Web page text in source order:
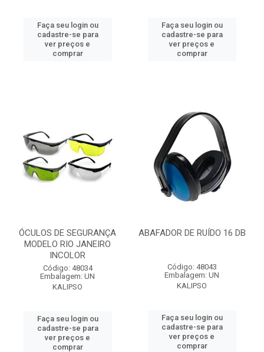
Faça seu login ou
cadastre-se para
ver preços e
comprar
Faça seu login ou
cadastre-se para
ver preços e
comprar
ÓCULOS DE SEGURANÇA
MODELO RIO JANEIRO
INCOLOR
Código: 48034
Embalagem: UN
KALIPSO
Faça seu login ou
cadastre-se para
ver preços e
comprar
ABAFADOR DE RUÍDO 16 DB
Código: 48043
Embalagem: UN
KALIPSO
Faça seu login ou
cadastre-se para
ver preços e
comprar